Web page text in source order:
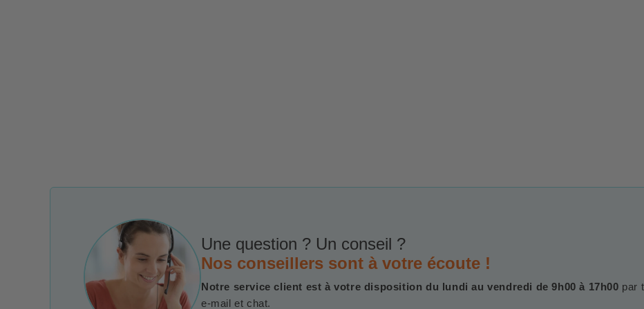
Une question ? Un conseil ?
Nos conseillers sont à votre écoute !
Notre service client est à votre disposition du lundi au vendredi de 9h00 à 17h00 par
e-mail et chat.